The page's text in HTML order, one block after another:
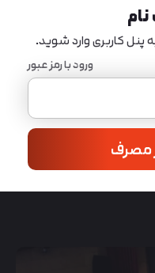
پنل کاربری وارد شوید.
ورود با رمز عبور
مصرف